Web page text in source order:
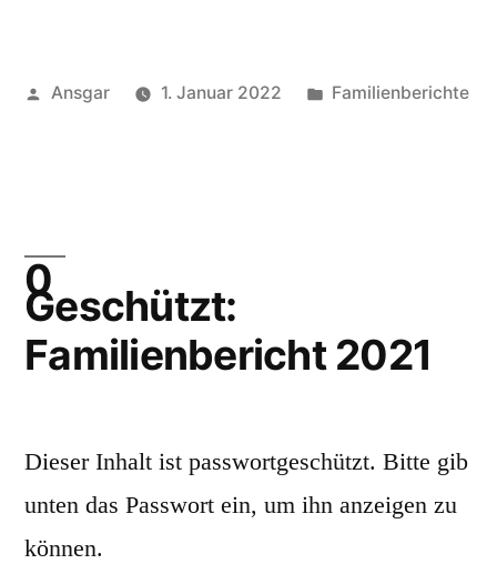
Veröffentlicht
Ansgar 1. Januar 2022
Veröffentlicht
Familienberichte
Geschützt:
Familienbericht 2021
Dieser Inhalt ist passwortgeschützt. Bitte gib
unten das Passwort ein, um ihn anzeigen zu
können.